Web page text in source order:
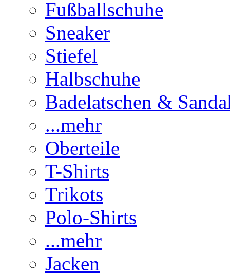
Fußballschuhe
Sneaker
Stiefel
Halbschuhe
Badelatschen &
...mehr
Oberteile
T-Shirts
Trikots
Polo-Shirts
...mehr
Jacken